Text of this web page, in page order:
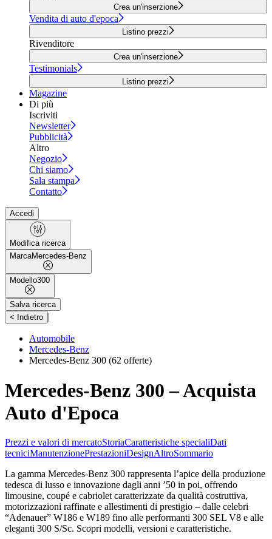
Crea un'inserzione
Vendita di auto d'epoca
Listino prezzi
Rivenditore
Crea un'inserzione
Testimonials
Listino prezzi
Magazine
Di più
Iscriviti
Newsletter
Pubblicità
Altro
Negozio
Chi siamo
Sala stampa
Contatto
Accedi
Modifica ricerca
MarcaMercedes-Benz
Modello300
Salva ricerca
< Indietro |
Automobile
Mercedes-Benz
Mercedes-Benz 300 (62 offerte)
Mercedes-Benz 300 – Acquista
Auto d'Epoca
Prezzi e valori di mercatoStoriaCaratteristiche specialiDati
tecniciManutenzionePrestazioniDesignAltroSommario
La gamma Mercedes-Benz 300 rappresenta l’apice della produzione
tedesca di lusso e innovazione dagli anni ’50 in poi, offrendo
limousine, coupé e cabriolet caratterizzate da qualità costruttiva,
motorizzazioni raffinate e allestimenti di prestigio – dalle celebri
“Adenauer” W186 e W189 fino alle performanti 300 SEL V8 e alle
eleganti 300 S/Sc. Scopri modelli, versioni e caratteristiche.